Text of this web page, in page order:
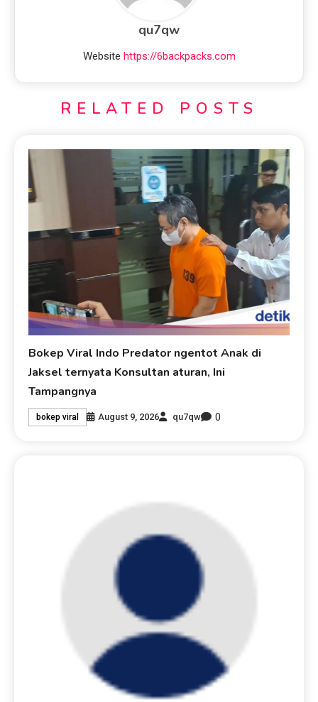
qu7qw
Website https://6backpacks.com
RELATED POSTS
Bokep Viral Indo Predator ngentot Anak di
Jaksel ternyata Konsultan aturan, Ini
Tampangnya
bokep viral August 9, 2026 qu7qw 0